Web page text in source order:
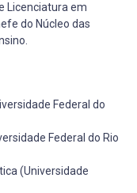
Licenciatura em
do Núcleo das
Federal do
Federal do Rio
(Universidade